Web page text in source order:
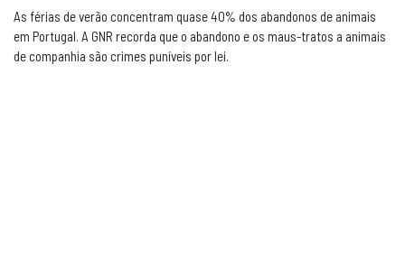
As férias de verão concentram quase 40% dos abandonos de animais
em Portugal. A GNR recorda que o abandono e os maus-tratos a animais
de companhia são crimes puníveis por lei.